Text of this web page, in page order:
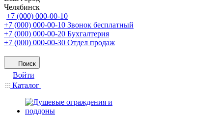
Челябинск
+7 (000) 000-00-10
+7 (000) 000-00-10 Звонок бесплатный
+7 (000) 000-00-20 Бухгалтерия
+7 (000) 000-00-30 Отдел продаж
Поиск
Войти
Каталог